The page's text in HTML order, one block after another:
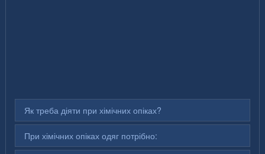
Як треба діяти при хімічних опіках?
При хімічних опіках одяг потрібно: